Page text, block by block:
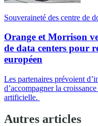
Souveraineté des centre de
Orange et Morrison
de data centers pour
européen
Les partenaires prévoient
d’accompagner la
artificielle.
Autres articles